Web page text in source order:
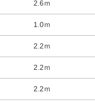
2.6ｍ
1.0ｍ
2.2ｍ
2.2ｍ
2.2ｍ